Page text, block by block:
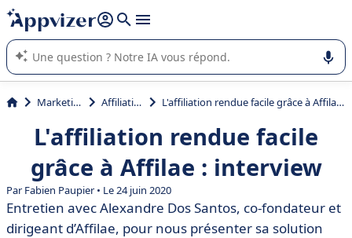
répondre (plusieurs lignes avec
L'IA de Appvizer vous guide dans l'utilisation ou la sélection de
logiciel SaaS en entreprise.
Marketing Affiliation L'affiliation rendue facile grâce à Affilae : interview
L'affiliation rendue facile
grâce à Affilae : interview
Par Fabien Paupier • Le 24 juin 2020
Entretien avec Alexandre Dos Santos, co-fondateur et
dirigeant d’Affilae, pour nous présenter sa solution